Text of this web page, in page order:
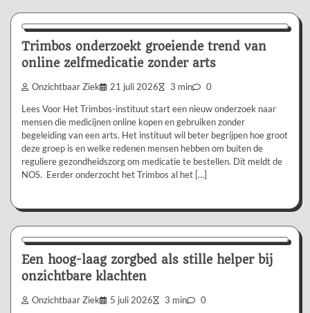
Nieuws/Informatie
Trimbos onderzoekt groeiende trend van
online zelfmedicatie zonder arts
Onzichtbaar Ziek 21 juli 2026 3 min 0
Lees Voor Het Trimbos-instituut start een nieuw onderzoek naar
mensen die medicijnen online kopen en gebruiken zonder
begeleiding van een arts. Het instituut wil beter begrijpen hoe groot
deze groep is en welke redenen mensen hebben om buiten de
reguliere gezondheidszorg om medicatie te bestellen. Dit meldt de
NOS. Eerder onderzocht het Trimbos al het […]
Aanbevolen
Een hoog-laag zorgbed als stille helper bij
onzichtbare klachten
Onzichtbaar Ziek 5 juli 2026 3 min 0